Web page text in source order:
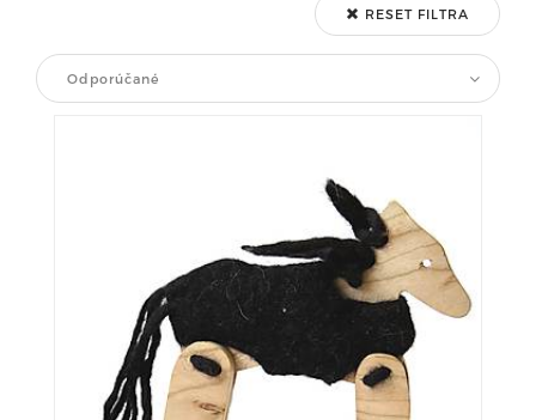
RESET FILTRA
Odporúčané